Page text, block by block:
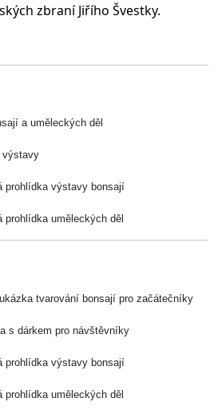
zbraní Jiřího Švestky.
a uměleckých děl
výstavy
prohlídka výstavy bonsají
prohlídka uměleckých děl
tvarování bonsají pro začátečníky
s dárkem pro návštěvníky
prohlídka výstavy bonsají
prohlídka uměleckých děl